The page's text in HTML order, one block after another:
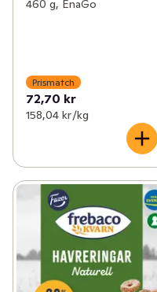
460 g, EnaGo
Prismatch
72,70 kr
158,04 kr /kg